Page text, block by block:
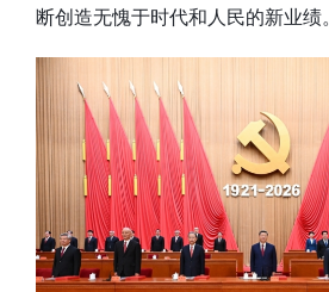
断创造无愧于时代和人民的新业绩。